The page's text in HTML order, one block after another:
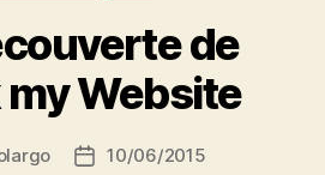
de
Website
Date10/06/2015